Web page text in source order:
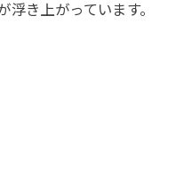
き上がっています。